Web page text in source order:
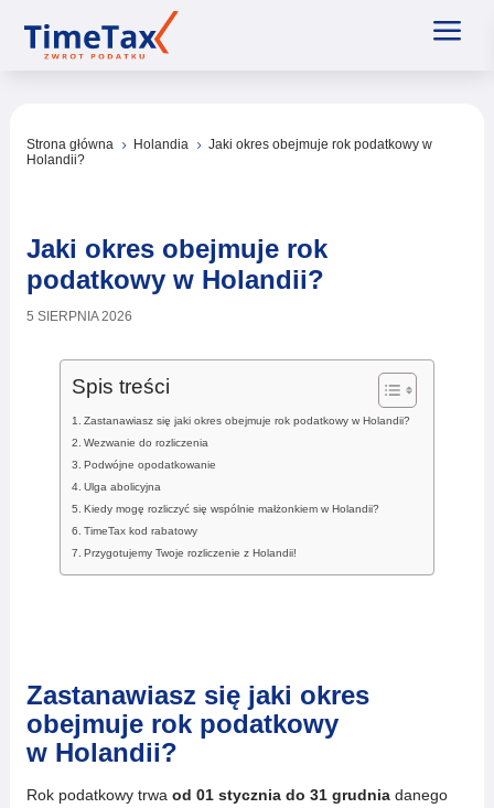
a
Strona główna 5 Holandia 5 Jaki okres obejmuje rok podatkowy w
Holandii?
Jaki okres obejmuje rok
podatkowy w Holandii?
5 SIERPNIA 2026
Spis treści
Zastanawiasz się jaki okres obejmuje rok podatkowy w Holandii?
Wezwanie do rozliczenia
Podwójne opodatkowanie
Ulga abolicyjna
Kiedy mogę rozliczyć się wspólnie małżonkiem w Holandii?
TimeTax kod rabatowy
Przygotujemy Twoje rozliczenie z Holandii!
Zastanawiasz się jaki okres
obejmuje rok podatkowy
w Holandii?
Rok podatkowy trwa od 01 stycznia do 31 grudniadanego